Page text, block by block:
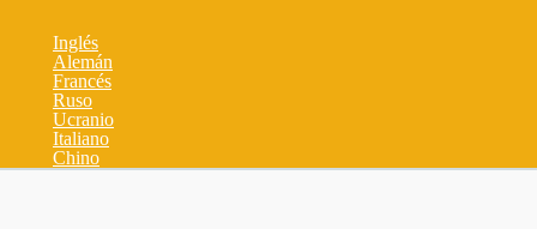
Inglés
Alemán
Francés
Ruso
Ucranio
Italiano
Chino